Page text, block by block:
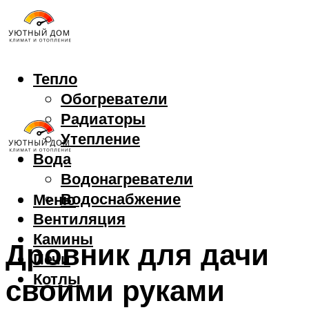
Тепло
Обогреватели
Радиаторы
Утепление
Вода
Водонагреватели
Водоснабжение
Вентиляция
Камины
Печи
Котлы
Меню
Дровник для дачи
своими руками